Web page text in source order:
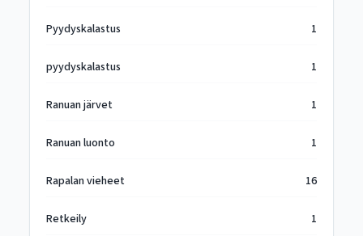
Pyydyskalastus 1
pyydyskalastus 1
Ranuan järvet 1
Ranuan luonto 1
Rapalan vieheet 16
Retkeily 1